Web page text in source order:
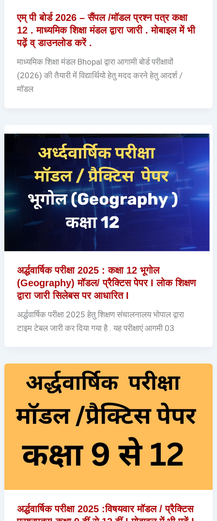
एम् पी बोर्ड 2026 – सैंपल /मॉडल प्रश्न पत्र कक्षा
12 . माध्यमिक शिक्षा मंडल द्वारा जारी . मोबाइल में भी
पढ़ें व् डाउनलोड करें .
माध्यमिक शिक्षा मंडल Bhopal द्वारा आगामी बोर्ड परीक्षावों
(2026) की तैयारी में विद्यार्थियो हेतु मदद करने हेतु आदर्श /
मॉडल
अर्द्धवार्षिक परीक्षा 2025 : कक्षा 12 भूगोल
(Geography) मॉडल/ प्रैक्टिस पेपर I लोक शिक्षण
द्वारा जारी सिलेबस पर आधारित I
अर्द्धवार्षिक परीक्षा 2025 हेतु शिक्षण संचालनालय भोपाल द्वारा
टाइम टेबल जारी कर दिया गया है . यह परीक्षाएं आगमी 03
अर्द्धवार्षिक परीक्षा 2025 :विषयवार मॉडल / प्रैक्टिस